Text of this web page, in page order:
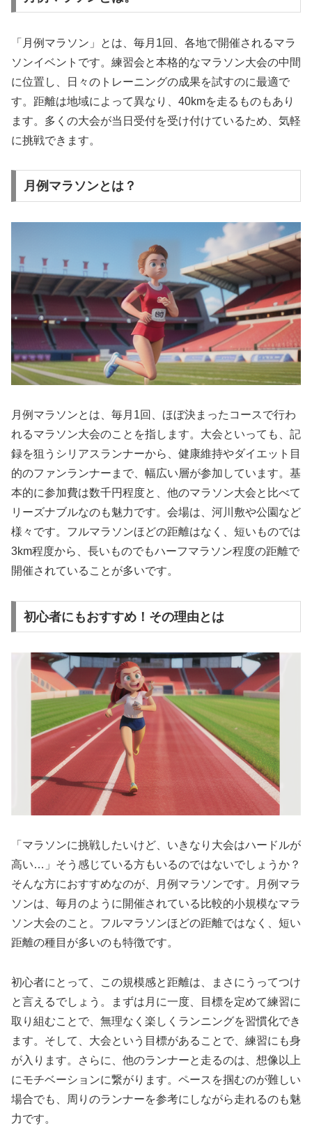
「月例マラソン」とは、毎月1回、各地で開催されるマラ
ソンイベントです。練習会と本格的なマラソン大会の中間
に位置し、日々のトレーニングの成果を試すのに最適で
す。距離は地域によって異なり、40kmを走るものもあり
ます。多くの大会が当日受付を受け付けているため、気軽
に挑戦できます。
月例マラソンとは？
月例マラソンとは、 毎月1回、ほぼ決まったコースで行わ
れるマラソン大会のことを指します。大会といっても、記
録を狙うシリアスランナーから、健康維持やダイエット目
的のファンランナーまで、幅広い層が参加しています。基
本的に参加費は数千円程度と、他のマラソン大会と比べて
リーズナブルなのも魅力です。会場は、河川敷や公園など
様々です。フルマラソンほどの距離はなく、短いものでは
3km程度から、長いものでもハーフマラソン程度の距離で
開催されていることが多いです。
初心者にもおすすめ！その理由とは
「マラソンに挑戦したいけど、いきなり大会はハードルが
高い…」そう感じている方もいるのではないでしょうか？
そんな方におすすめなのが、月例マラソンです。月例マラ
ソンは、 毎月のように開催されている比較的小規模なマラ
ソン大会のこと。フルマラソンほどの距離ではなく、短い
距離の種目が多いのも特徴です。
初心者にとって、この規模感と距離は、まさにうってつけ
と言えるでしょう。まずは月に一度、目標を定めて練習に
取り組むことで、 無理なく楽しくランニングを習慣化でき
ます。そして、大会という目標があることで、練習にも身
が入ります。さらに、他のランナーと走るのは、想像以上
にモチベーションに繋がります。ペースを掴むのが難しい
場合でも、周りのランナーを参考にしながら走れるのも魅
力です。